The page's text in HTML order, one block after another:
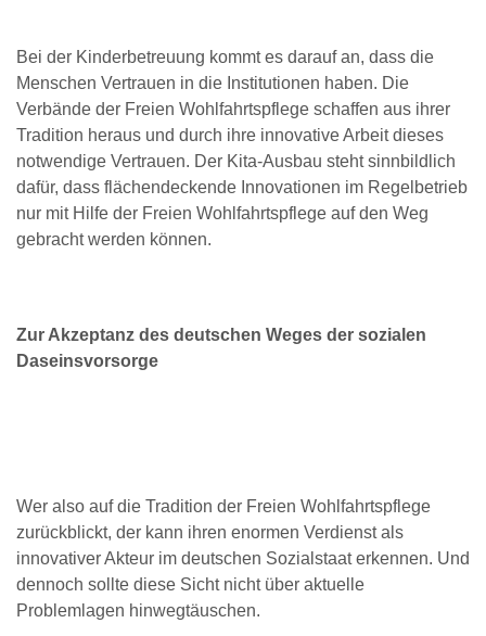
Bei der Kinderbetreuung kommt es darauf an, dass die
Menschen Vertrauen in die Institutionen haben. Die
Verbände der Freien Wohlfahrtspflege schaffen aus ihrer
Tradition heraus und durch ihre innovative Arbeit dieses
notwendige Vertrauen. Der Kita-Ausbau steht sinnbildlich
dafür, dass flächendeckende Innovationen im Regelbetrieb
nur mit Hilfe der Freien Wohlfahrtspflege auf den Weg
gebracht werden können.
Zur Akzeptanz des deutschen Weges der sozialen
Daseinsvorsorge
Wer also auf die Tradition der Freien Wohlfahrtspflege
zurückblickt, der kann ihren enormen Verdienst als
innovativer Akteur im deutschen Sozialstaat erkennen. Und
dennoch sollte diese Sicht nicht über aktuelle
Problemlagen hinwegtäuschen.